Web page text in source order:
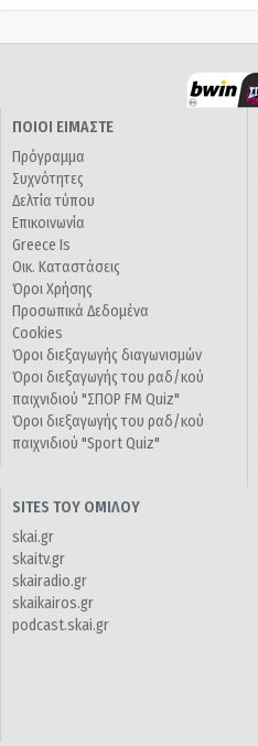
ΠΟΙΟΙ ΕΙΜΑΣΤΕ
Πρόγραμμα
Συχνότητες
Δελτία τύπου
Επικοινωνία
Greece Is
Οικ. Καταστάσεις
Όροι Χρήσης
Προσωπικά Δεδομένα
Cookies
Όροι διεξαγωγής διαγωνισμών
Όροι διεξαγωγής του ραδ/κού
παιχνιδιού "ΣΠΟΡ FM Quiz"
Όροι διεξαγωγής του ραδ/κού
παιχνιδιού "Sport Quiz"
SITES ΤΟΥ ΟΜΙΛΟΥ
skai.gr
skaitv.gr
skairadio.gr
skaikairos.gr
podcast.skai.gr